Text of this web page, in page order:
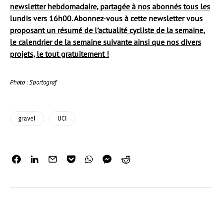
newsletter hebdomadaire, partagée à nos abonnés tous les
lundis vers 16h00. Abonnez-vous à cette newsletter vous
proposant un résumé de l’actualité cycliste de la semaine,
le calendrier de la semaine suivante ainsi que nos divers
projets, le tout gratuitement !
Photo : Sportograf
gravel UCI